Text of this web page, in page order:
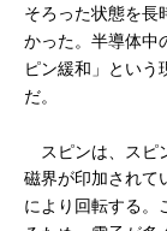
そろった状態を長
かった。半導体中
ピン緩和」という
だ。
スピンは、スピ
磁界が印加されて
により回転する。